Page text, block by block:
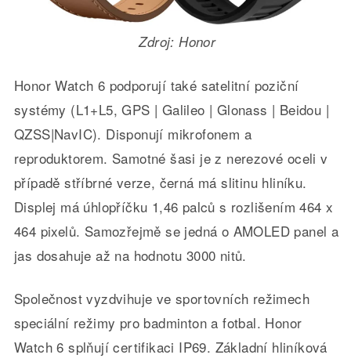
Zdroj: Honor
Honor Watch 6 podporují také satelitní poziční
systémy (L1+L5, GPS | Galileo | Glonass | Beidou |
QZSS|NavIC). Disponují mikrofonem a
reproduktorem. Samotné šasi je z nerezové oceli v
případě stříbrné verze, černá má slitinu hliníku.
Displej má úhlopříčku 1,46 palců s rozlišením 464 x
464 pixelů. Samozřejmě se jedná o AMOLED panel a
jas dosahuje až na hodnotu 3000 nitů.
Společnost vyzdvihuje ve sportovních režimech
speciální režimy pro badminton a fotbal. Honor
Watch 6 splňují certifikaci IP69. Základní hliníková